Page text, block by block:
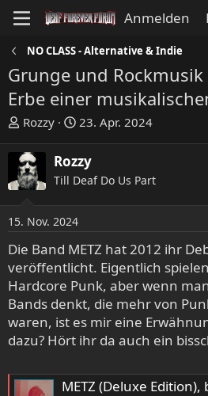
Anmelden
NO CLASS - Alternative & Indie
Grunge und
Erbe einer
E
s
t
e
l
r
Rozzy
E
s
t
e
l
a
m
23. Apr. 2024
Rozzy
Till Deaf Do Us Part
15. Nov. 2024
Die Band METZ hat 2012 ihr
veröffentlicht. Eigentlich
Hardcore Punk, aber wenn
Bands denkt, die mehr von
waren, ist es mir eine
dazu? Hört ihr da auch ein
METZ (Deluxe Edition),